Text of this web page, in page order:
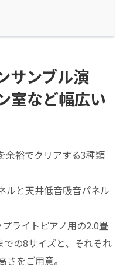
サンブル演
室など幅広い
余裕でクリアする3種類
ルと天井低音吸音パネル
ライトピアノ用の2.0畳
の8サイズと、それぞれ
をご用意。